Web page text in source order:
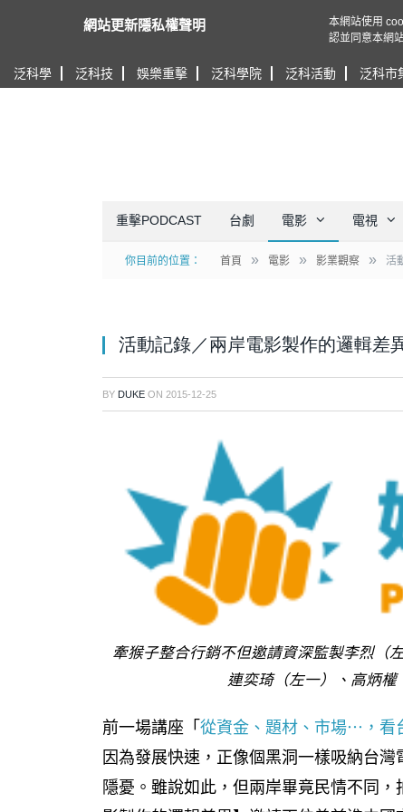
泛科學 泛科技 娛樂重擊 泛科學院 泛科活動 泛科市
重擊PODCAST 台劇 電影 電視
你目前的位置： 首頁 » 電影 » 影業觀察 » 活
活動記錄／兩岸電影製作的邏輯差
BY DUKE ON 2015-12-25
牽猴子整合行銷不但邀請資深監製李烈（
連奕琦（左一）、高炳
前一場講座「 從資金、題材、市場⋯，看
因為發展快速，正像個黑洞一樣吸納台
隱憂。雖說如此，但兩岸畢竟民情不同
網站更新隱私權聲明
本網站使用
認並同意本網